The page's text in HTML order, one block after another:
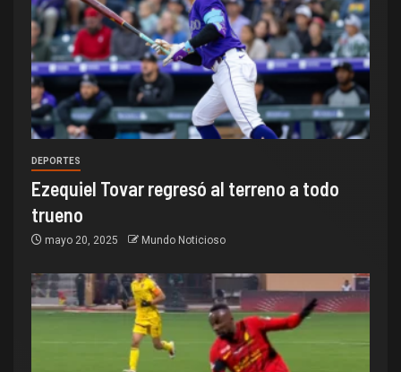
DEPORTES
Ezequiel Tovar regresó al terreno a todo
trueno
mayo 20, 2025 Mundo Noticioso